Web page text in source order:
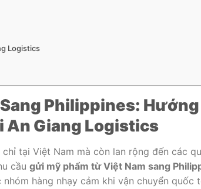
Logistics
Philippines: Hướng
An Giang Logistics
tại Việt Nam mà còn lan rộng đến các
cầu gửi mỹ phẩm từ Việt Nam sang
hàng nhạy cảm khi vận chuyển quốc